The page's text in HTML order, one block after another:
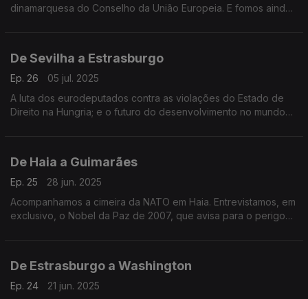
dinamarquesa do Conselho da União Europeia. E fomos ainda
De Sevilha a Estrasburgo
Ep. 26
05 jul. 2025
A luta dos eurodeputados contra as violações do Estado de
Direito na Hungria; e o futuro do desenvolvimento no mundo
De Haia a Guimarães
Ep. 25
28 jun. 2025
Acompanhamos a cimeira da NATO em Haia. Entrevistamos, em
exclusivo, o Nobel da Paz de 2007, que avisa para o perigo
De Estrasburgo a Washington
Ep. 24
21 jun. 2025